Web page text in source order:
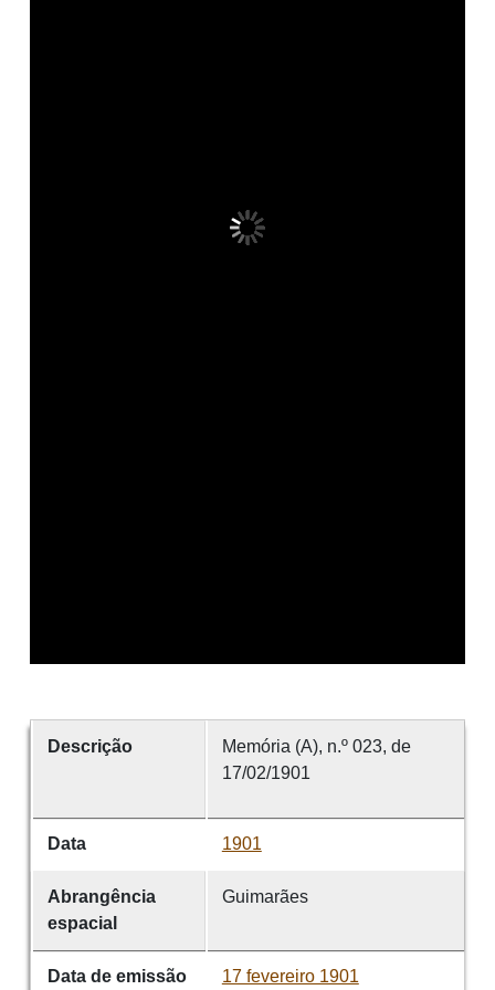
Descrição
Memória (A), n.º 023, de
17/02/1901
Data 1901
Abrangência
espacial
Guimarães
Data de emissão 17 fevereiro 1901